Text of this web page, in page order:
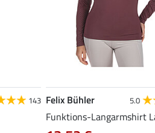
143 Felix Bühler 5.0
Funktions-Langarmshirt